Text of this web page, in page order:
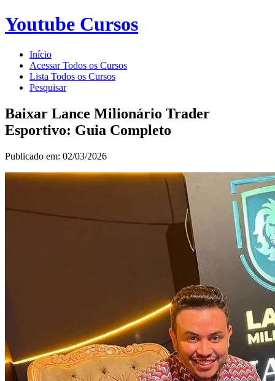
Youtube Cursos
Início
Acessar Todos os Cursos
Lista Todos os Cursos
Pesquisar
Baixar Lance Milionário Trader
Esportivo: Guia Completo
Publicado em: 02/03/2026